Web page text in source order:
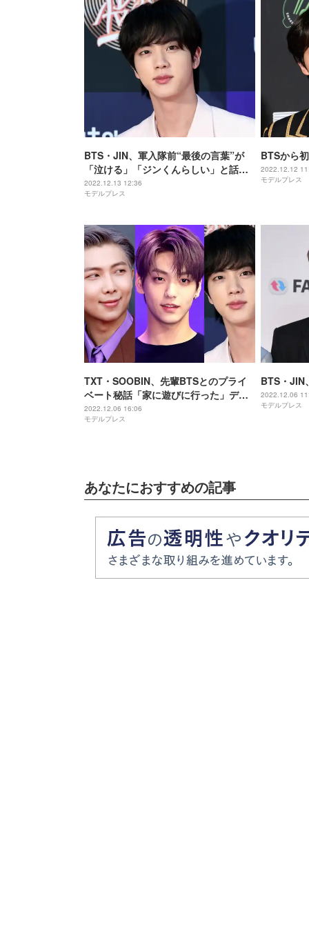
BTS・JIN、軍入隊前“最後の言葉”が
「泣ける」「ジンくんらしい」と話題
送別の声殺到でトレンド入り
2022.12.13 12:36
モデルプレス
BTSから
2022.12.12
モデルプレス
TXT・SOOBIN、先輩BTSとのプライ
ベート秘話「家に遊びに行った」デビ
ュー前の感動的エピソードも
2022.12.06 16:06
モデルプレス
BTS・JIN
2022.12.06
モデルプレス
あなたにおすすめの記事